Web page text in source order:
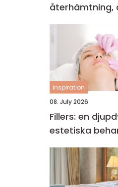
återhämtning,
och mental
inspiration
08. July 2026
Fillers: en
estetiska